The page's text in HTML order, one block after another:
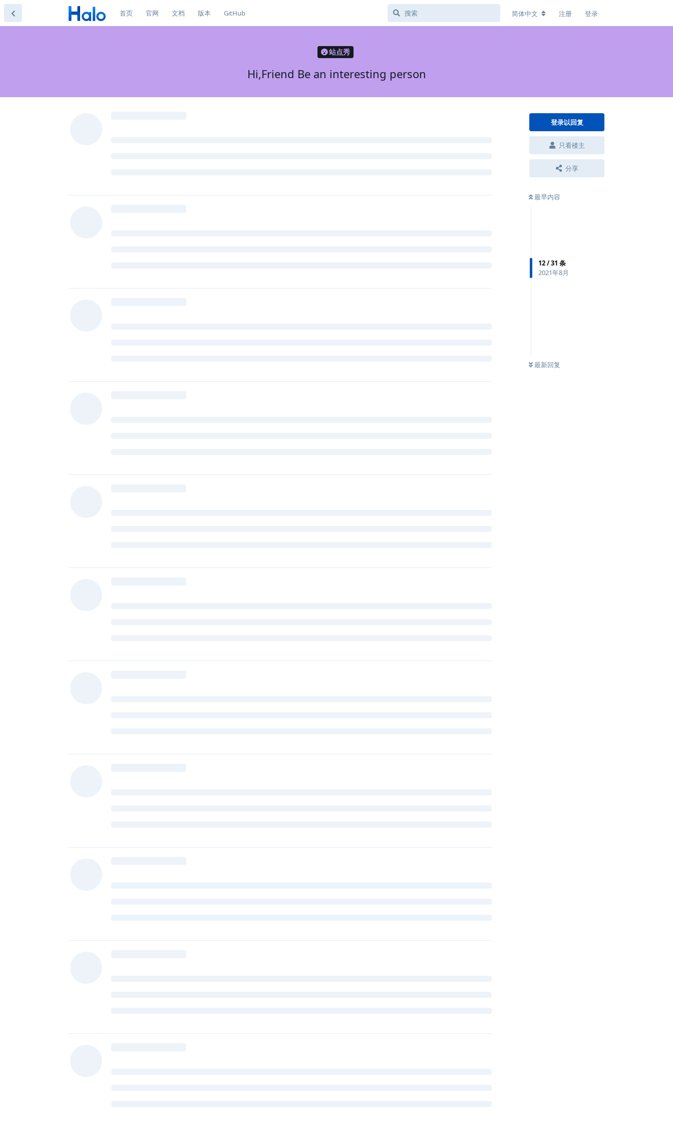
首页 官网 文档 版本 GitHub 简体中文 注册 登录
站点秀
Hi,Friend Be an interesting person
登录以回复
只看楼主
分享
最早内容
12/31 条
2021年8月
最新回复